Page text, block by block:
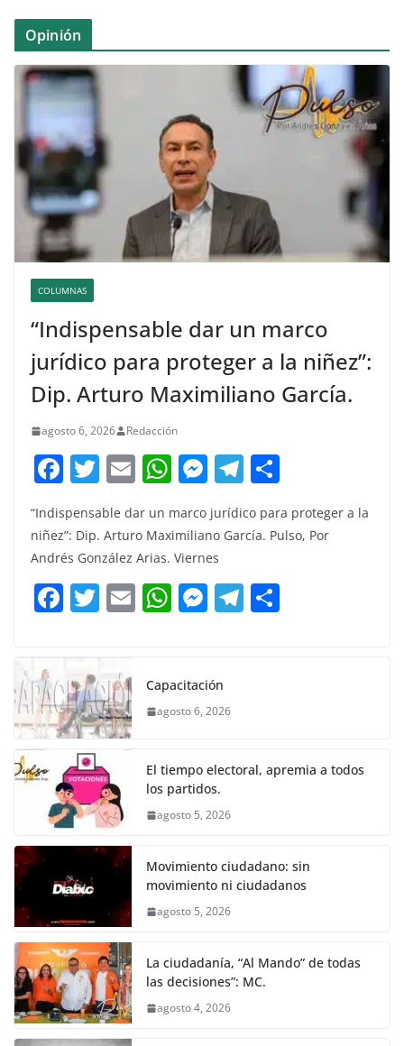
Opinión
COLUMNAS
“Indispensable dar un marco
jurídico para proteger a la niñez”:
Dip. Arturo Maximiliano García.
agosto 6, 2026 Redacción
F
c
e
b
o
k
T
w
itt
er
E
ai
l
W
at
s
A
p
M
e
ss
e
n
g
T
e
a
m
m
“Indispensable dar un marco jurídico para proteger a la
niñez”: Dip. Arturo Maximiliano García. Pulso, Por
Andrés González Arias. Viernes
F
c
e
b
o
o
k
T
itt
er
E W
s
A
p
M
e
n
er
T
Capacitación
agosto 6, 2026
El tiempo electoral, apremia a todos
los partidos.
agosto 5, 2026
Movimiento ciudadano: sin
movimiento ni ciudadanos
agosto 5, 2026
La ciudadanía, “Al Mando” de todas
las decisiones”: MC.
agosto 4, 2026